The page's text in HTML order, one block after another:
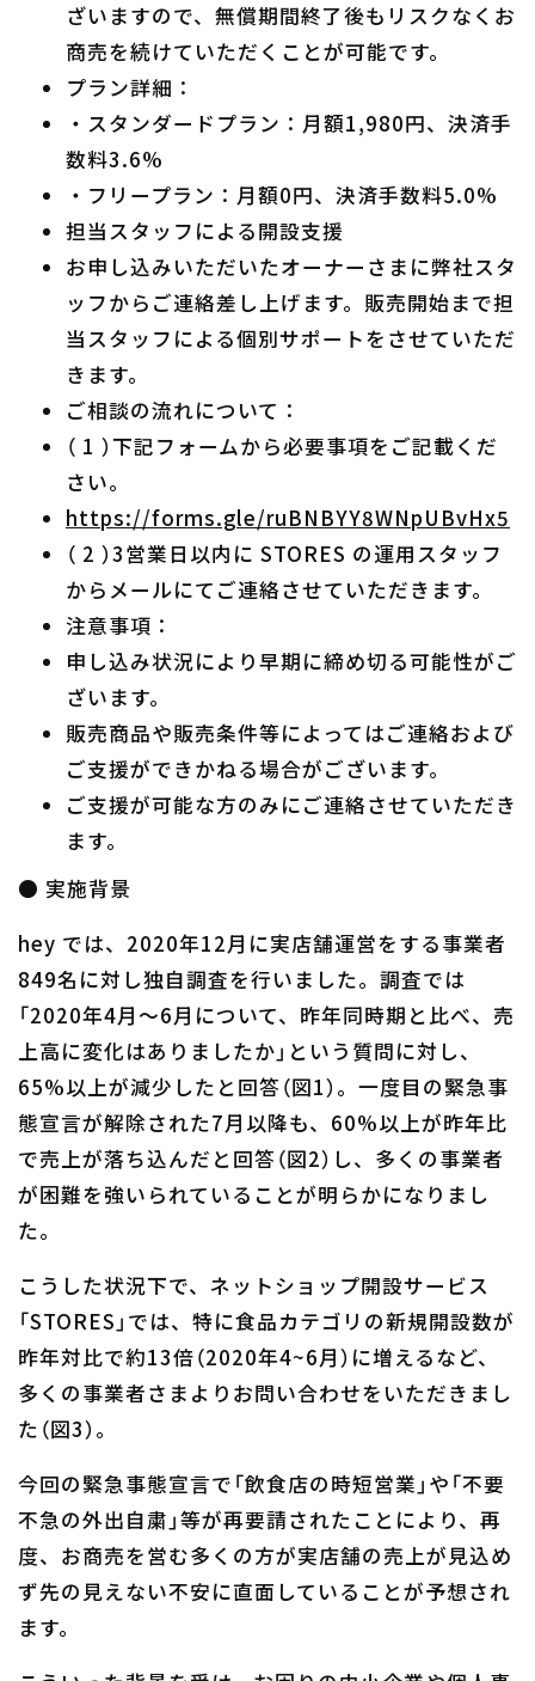
ざいますので、無償期間終了後もリスクなくお
商売を続けていただくことが可能です。
プラン詳細：
・スタンダードプラン：月額1,980円、決済手
数料3.6%
・フリープラン：月額0円、決済手数料5.0%
担当スタッフによる開設支援
お申し込みいただいたオーナーさまに弊社スタ
ッフからご連絡差し上げます。販売開始まで担
当スタッフによる個別サポートをさせていただ
きます。
ご相談の流れについて：
（ 1 ）下記フォームから必要事項をご記載くだ
さい。
https://forms.gle/ruBNBYY8WNpUBvHx5
（ 2 ）3営業日以内に STORES の運用スタッフ
からメールにてご連絡させていただきます。
注意事項：
申し込み状況により早期に締め切る可能性がご
ざいます。
販売商品や販売条件等によってはご連絡および
ご支援ができかねる場合がございます。
ご支援が可能な方のみにご連絡させていただき
ます。
● 実施背景
hey では、2020年12月に実店舗運営をする事業者
849名に対し独自調査を行いました。調査では
「2020年4月～6月について、昨年同時期と比べ、売
上高に変化はありましたか」という質問に対し、
65%以上が減少したと回答（図1）。一度目の緊急事
態宣言が解除された7月以降も、60%以上が昨年比
で売上が落ち込んだと回答（図2）し、多くの事業者
が困難を強いられていることが明らかになりまし
た。
こうした状況下で、ネットショップ開設サービス
「STORES」では、特に食品カテゴリの新規開設数が
昨年対比で約13倍（2020年4~6月）に増えるなど、
多くの事業者さまよりお問い合わせをいただきまし
た（図3）。
今回の緊急事態宣言で「飲食店の時短営業」や「不要
不急の外出自粛」等が再要請されたことにより、再
度、お商売を営む多くの方が実店舗の売上が見込め
ず先の見えない不安に直面していることが予想され
ます。